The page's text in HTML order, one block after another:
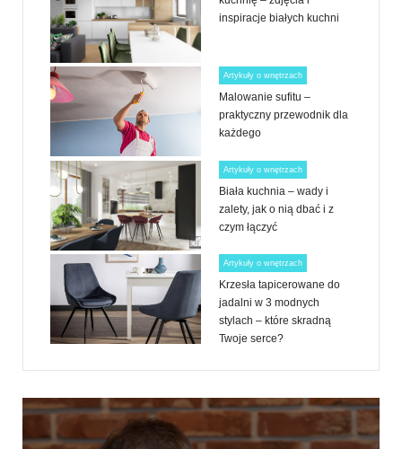
inspiracje białych kuchni
Artykuły o wnętrzach
Malowanie sufitu –
praktyczny przewodnik dla
każdego
Artykuły o wnętrzach
Biała kuchnia – wady i
zalety, jak o nią dbać i z
czym łączyć
Artykuły o wnętrzach
Krzesła tapicerowane do
jadalni w 3 modnych
stylach – które skradną
Twoje serce?